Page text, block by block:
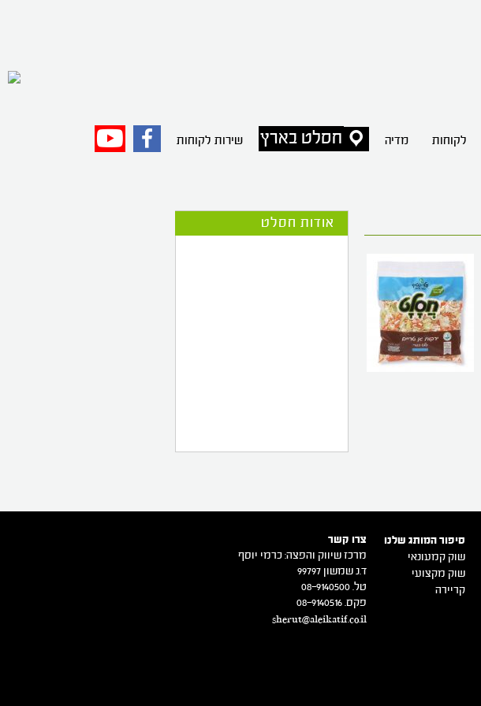
לקוחות מדיה חסלט בארץ שירות לקוחות פייסבוק
אודות חסלט
סיפור המותג שלנו
שוק קמעונאי
שוק מקצועי
קריירה
צרו קשר
מרכז שיווק והפצה: כרמי יוסף
ד.נ שמשון 99797
טל. 08-9140500
פקס. 08-9140516
sherut@aleikatif.co.il